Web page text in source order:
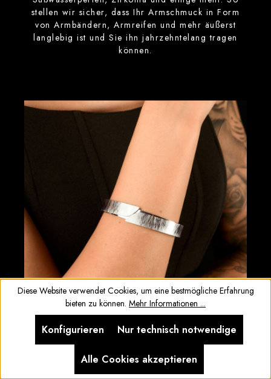
stellen wir sicher, dass Ihr Armschmuck in Form
von Armbändern, Armreifen und mehr äußerst
langlebig ist und Sie ihn jahrzehntelang tragen
können.
STILVOLLE KLASSIKER
FÜR JEDEN ANLASS
Diese Website verwendet Cookies, um eine bestmögliche Erfahrung
bieten zu können. Mehr Informationen ...
Nur technisch notwendige
Konfigurieren
Alle Cookies akzeptieren